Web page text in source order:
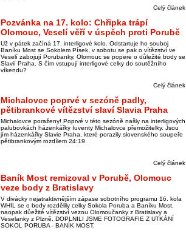
Celý článek
Pozvánka na 17. kolo: Chřipka trápí
Olomouc, Veselí věří v úspěch proti Porubě
Už v pátek začíná 17. interligové kolo. Odstartuje ho souboj
Baníku Most se Sokolem Písek, v sobotu se pak o vítězství ve
Veselí zabojují Porubanky, Olomouc se popere o důležité body se
Slavií Praha. S čím vstupují interligové celky do soutěžního
víkendu?
Celý článek
Michalovce poprvé v sezóně padly,
pětibrankové vítězství slaví Slavia Praha
Michalovce poraženy! Poprvé v této sezóně našly na interligových
palubovkách házenkářky Iuventy Michalovce přemožitelky. Jsou
jím házenkářky Slavie Praha, které porazily slovenského soupeře
pětibrankovým rozdílem 24:19.
Celý článek
Baník Most remizoval v Porubě, Olomouc
veze body z Bratislavy
V divácky nejatraktivnějším zápase sobotního programu 16. kola
WHIL se o body rozdělily celky Sokola Poruba a Baníku Most,
naopak důežité vítězství vezou Olomoučanky z Bratislavy a
Veselanky z Plzně. DOPLNILI JSME FOTOGRAFIE Z UTKÁNÍ
SOKOL PORUBA - BANÍK MOST.